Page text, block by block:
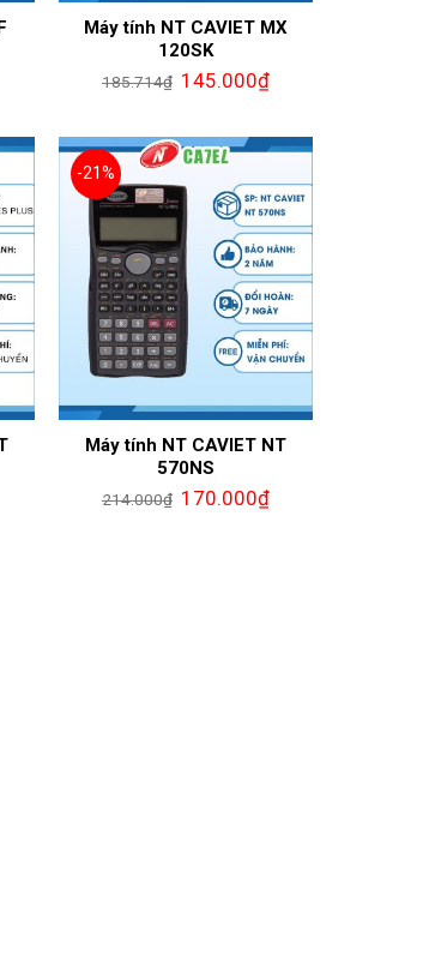
Máy tính NT CAVIET MX
120SK
185.714₫ 145.000₫
-21%
Máy tính NT CAVIET NT
570NS
214.000₫ 170.000₫